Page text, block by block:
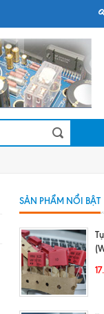
SẢN PHẨM NỔI BẬT